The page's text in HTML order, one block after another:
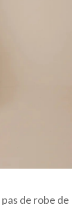
de robe de